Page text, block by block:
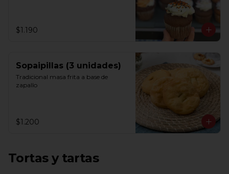
$1.190
Sopaipillas (3 unidades)
Tradicional masa frita a base de
zapallo
$1.200
Tortas y tartas